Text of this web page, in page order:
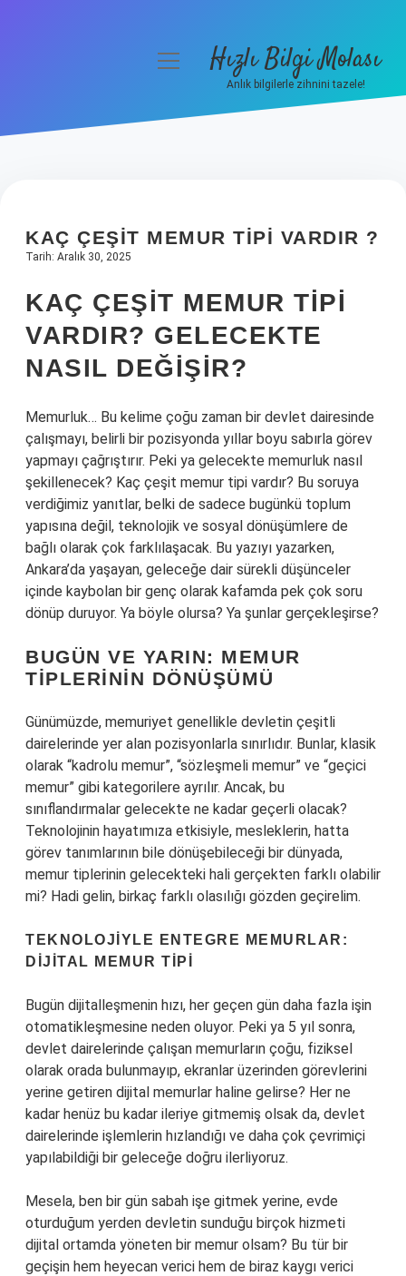
Hakkımızda
menüyüHızlı Bilgi Molası
Anlık bilgilerle zihnini tazele!
KAÇ ÇEŞIT MEMUR TIPI VARDIR ?
Tarih: Aralık 30, 2025
KAÇ ÇEŞIT MEMUR TIPI
VARDIR? GELECEKTE
NASIL DEĞIŞIR?
Memurluk… Bu kelime çoğu zaman bir devlet dairesinde
çalışmayı, belirli bir pozisyonda yıllar boyu sabırla görev
yapmayı çağrıştırır. Peki ya gelecekte memurluk nasıl
şekillenecek? Kaç çeşit memur tipi vardır? Bu soruya
verdiğimiz yanıtlar, belki de sadece bugünkü toplum
yapısına değil, teknolojik ve sosyal dönüşümlere de
bağlı olarak çok farklılaşacak. Bu yazıyı yazarken,
Ankara’da yaşayan, geleceğe dair sürekli düşünceler
içinde kaybolan bir genç olarak kafamda pek çok soru
dönüp duruyor. Ya böyle olursa? Ya şunlar gerçekleşirse?
BUGÜN VE YARIN: MEMUR
TIPLERININ DÖNÜŞÜMÜ
Günümüzde, memuriyet genellikle devletin çeşitli
dairelerinde yer alan pozisyonlarla sınırlıdır. Bunlar, klasik
olarak “kadrolu memur”, “sözleşmeli memur” ve “geçici
memur” gibi kategorilere ayrılır. Ancak, bu
sınıflandırmalar gelecekte ne kadar geçerli olacak?
Teknolojinin hayatımıza etkisiyle, mesleklerin, hatta
görev tanımlarının bile dönüşebileceği bir dünyada,
memur tiplerinin gelecekteki hali gerçekten farklı olabilir
mi? Hadi gelin, birkaç farklı olasılığı gözden geçirelim.
TEKNOLOJIYLE ENTEGRE MEMURLAR:
DIJITAL MEMUR TIPI
Bugün dijitalleşmenin hızı, her geçen gün daha fazla işin
otomatikleşmesine neden oluyor. Peki ya 5 yıl sonra,
devlet dairelerinde çalışan memurların çoğu, fiziksel
olarak orada bulunmayıp, ekranlar üzerinden görevlerini
yerine getiren dijital memurlar haline gelirse? Her ne
kadar henüz bu kadar ileriye gitmemiş olsak da, devlet
dairelerinde işlemlerin hızlandığı ve daha çok çevrimiçi
yapılabildiği bir geleceğe doğru ilerliyoruz.
Mesela, ben bir gün sabah işe gitmek yerine, evde
oturduğum yerden devletin sunduğu birçok hizmeti
dijital ortamda yöneten bir memur olsam? Bu tür bir
geçişin hem heyecan verici hem de biraz kaygı verici